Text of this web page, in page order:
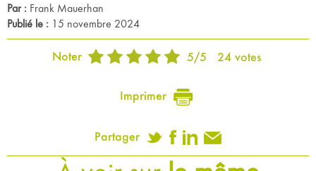
Par : Frank Mauerhan
Publié le : 15 novembre 2024
Noter 5/5 24votes
Imprimer
Partager